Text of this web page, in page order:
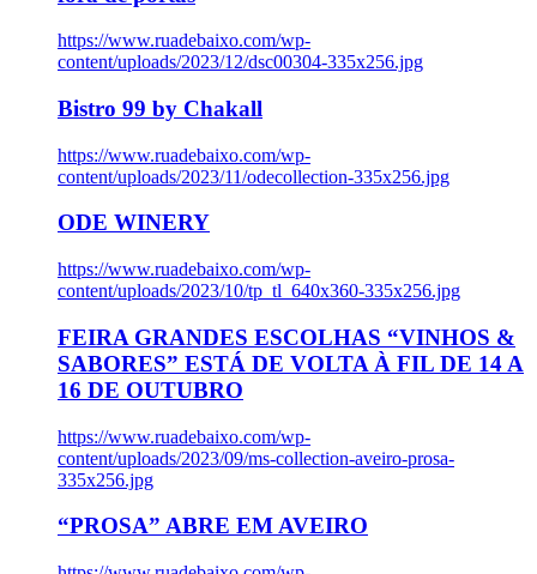
https://www.ruadebaixo.com/wp-
content/uploads/2023/12/dsc00304-335x256.jpg
Bistro 99 by Chakall
https://www.ruadebaixo.com/wp-
content/uploads/2023/11/odecollection-335x256.jpg
ODE WINERY
https://www.ruadebaixo.com/wp-
content/uploads/2023/10/tp_tl_640x360-335x256.jpg
FEIRA GRANDES ESCOLHAS “VINHOS &
SABORES” ESTÁ DE VOLTA À FIL DE 14 A
16 DE OUTUBRO
https://www.ruadebaixo.com/wp-
content/uploads/2023/09/ms-collection-aveiro-prosa-
335x256.jpg
“PROSA” ABRE EM AVEIRO